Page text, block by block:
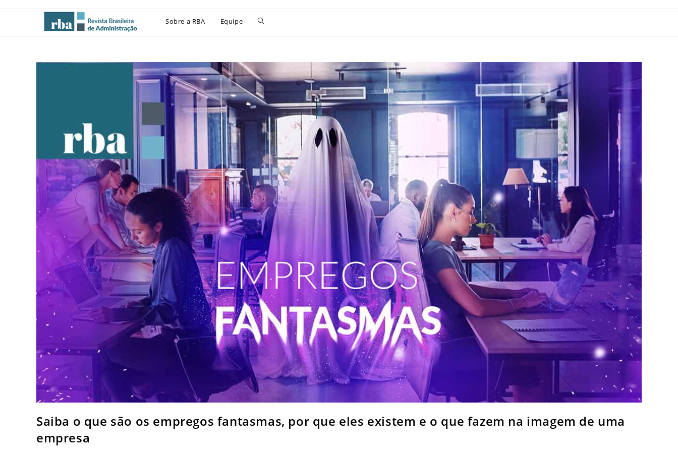
Sobre a RBA Equipe
Saiba o que são os empregos fantasmas, por que eles existem e o que fazem na imagem de uma
empresa